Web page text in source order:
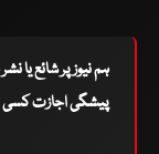
ہم نیوز پر شائع یا
پیشگی اجازت کسی